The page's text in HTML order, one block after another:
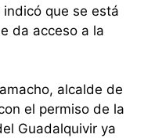
indicó que se está
da acceso a la
alcalde de
el permiso de la
Guadalquivir ya